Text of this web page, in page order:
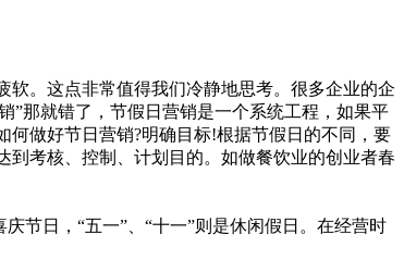
。这点非常值得我们冷静地思考。很多企业的企
”那就错了，节假日营销是一个系统工程，如果平
做好节日营销?明确目标!根据节假日的不同，要
考核、控制、计划目的。如做餐饮业的创业者春
节日，“五一”、“十一”则是休闲假日。在经营时